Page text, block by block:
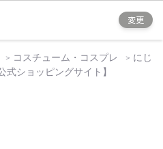
変更
コスチューム・コスプレ
にじ
式ショッピングサイト】